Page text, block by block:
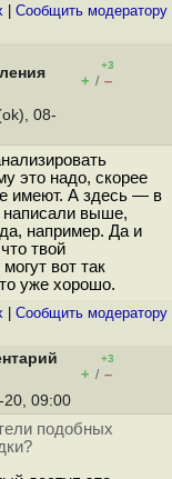
Cообщить модератору
+3
+ / –
08-
это надо, скорее
имеют. А здесь — в
выше,
например. Да и
твой
вот так
уже хорошо.
Cообщить модератору
+3
+ / –
20, 09:00
подобных